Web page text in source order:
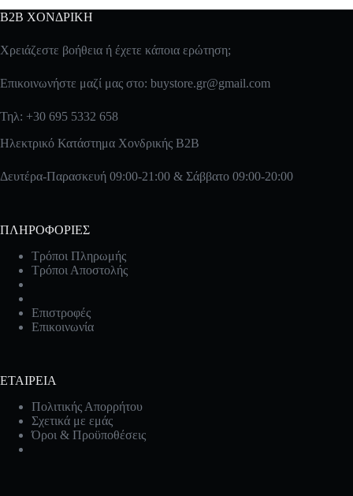
B2B ΧΟΝΔΡΙΚΗ
Χρειάζεστε βοήθεια ή έχετε κάποια ερώτηση;
Επικοινωνήστε μαζί μας στο: buystore.gr@gmail.com
Τηλ: +30 695 5332 658
Ηλεκτρικό Κατάστημα Χονδρικής B2B
Δευτέρα-Παρασκευή 09:00-21:00 & Σάββατο 09:00-20:00
ΠΛΗΡΟΦΟΡΙΕΣ
Τρόποι Πληρωμής
Τρόποι Αποστολής
Επιστροφές
Επικοινωνία
ΕΤΑΙΡΕΙΑ
Πολιτικής Απορρήτου
Σχετικά με εμάς
Όροι & Προϋποθέσεις